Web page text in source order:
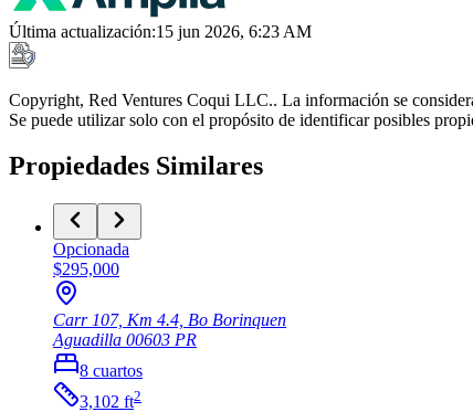
Última actualización:15 jun 2026, 6:23 AM
Copyright, Red Ventures Coqui LLC.. La información se
Se puede utilizar solo con el propósito de identificar posibles
Propiedades Similares
Opcionada
$295,000
Carr 107, Km 4.4, Bo Borinquen
Aguadilla 00603 PR
8 cuartos
3,102 ft2